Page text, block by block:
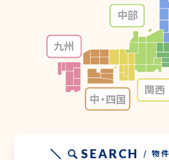
関西
中部
九州
中・四国
SEARCH / 物